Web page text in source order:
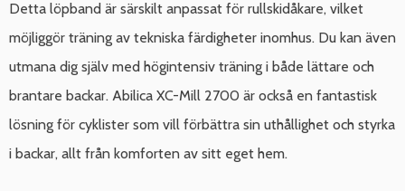
Detta löpband är särskilt anpassat för rullskidåkare, vilket
möjliggör träning av tekniska färdigheter inomhus. Du kan även
utmana dig själv med högintensiv träning i både lättare och
brantare backar. Abilica XC-Mill 2700 är också en fantastisk
lösning för cyklister som vill förbättra sin uthållighet och styrka
i backar, allt från komforten av sitt eget hem.